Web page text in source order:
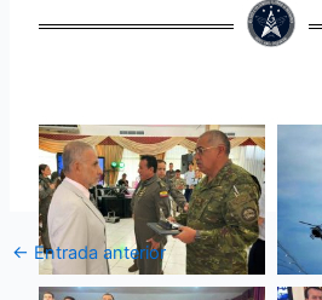
← Entrada anterior